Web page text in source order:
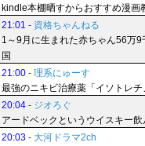
kindle本棚晒すからおすすめ漫画
21:01 - 資格ちゃんねる
1～9月に生まれた赤ちゃん56万
国
21:00 - 理系にゅーす
最強のニキビ治療薬「イソトレ
20:04 - ジオろぐ
アードベックというウイスキー
20:03 - 大河ドラマ2ch